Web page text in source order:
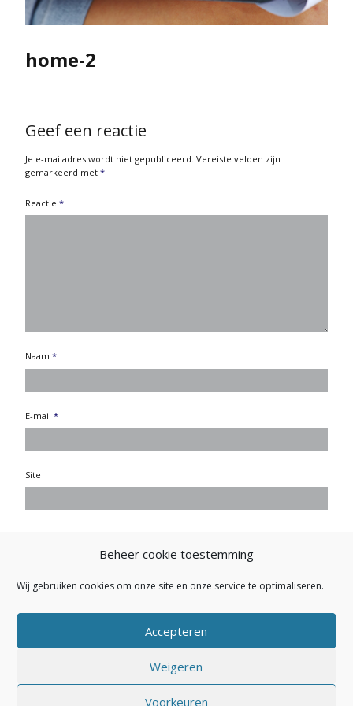
Beheer cookie toestemming
Wij gebruiken cookies om onze site en onze service te optimaliseren.
Accepteren
Weigeren
Voorkeuren
home-2
Geef een reactie
Je e-mailadres wordt niet gepubliceerd. Vereiste velden zijn
gemarkeerd met *
Reactie *
Naam *
E-mail *
Site
Secretariaat NVEP: Buitendijk 26 - 1145 PK Katwoude - E-mail: